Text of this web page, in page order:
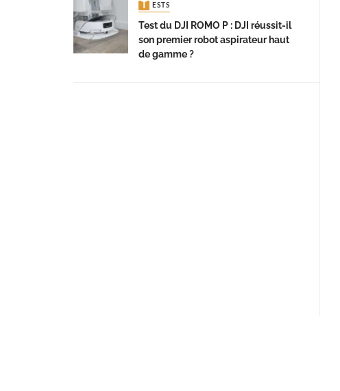
TESTS
Test du DJI ROMO P : DJI réussit-il
son premier robot aspirateur haut
de gamme ?